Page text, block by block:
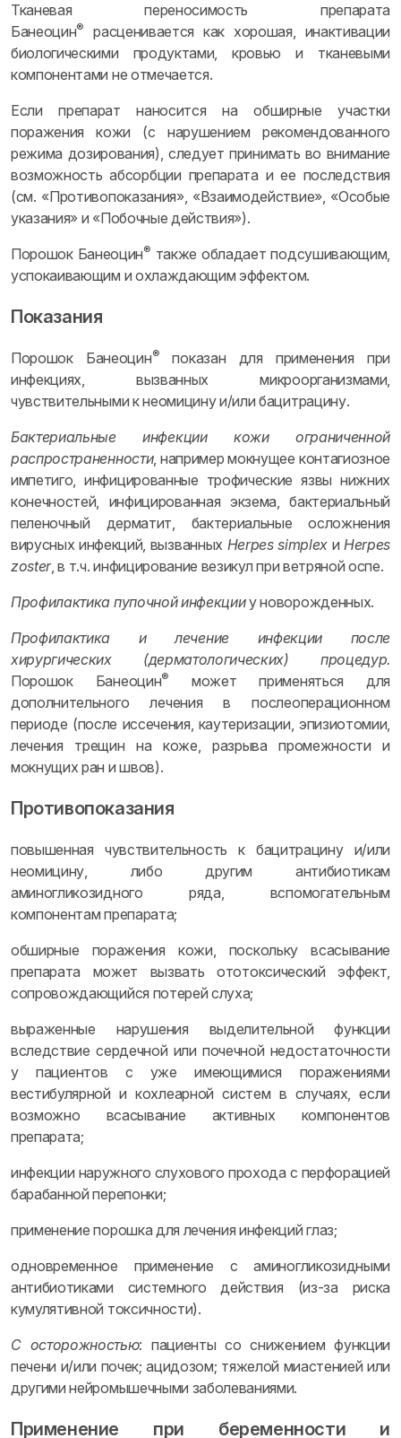
Тканевая переносимость препарата
Банеоцин®
расценивается как хорошая, инактивации
биологическими продуктами, кровью и тканевыми
компонентами не отмечается.
Если препарат наносится на обширные участки
поражения кожи (с нарушением рекомендованного
режима дозирования), следует принимать во внимание
возможность абсорбции препарата и ее последствия
(см. «Противопоказания», «Взаимодействие», «Особые
указания» и «Побочные действия»).
Порошок Банеоцин® также обладает подсушивающим,
успокаивающим и охлаждающим эффектом.
Показания
Порошок Банеоцин®
показан для применения при
инфекциях, вызванных микроорганизмами,
чувствительными к неомицину и/или бацитрацину.
Бактериальные инфекции кожи ограниченной
распространенности, например мокнущее контагиозное
импетиго, инфицированные трофические язвы нижних
конечностей, инфицированная экзема, бактериальный
пеленочный дерматит, бактериальные осложнения
вирусных инфекций, вызванных Herpes simplexи Herpes
zoster, в т.ч. инфицирование везикул при ветряной оспе.
Профилактика пупочной инфекцииу новорожденных.
Профилактика и лечение инфекции после
хирургических (дерматологических) процедур.
Порошок Банеоцин®
может применяться для
дополнительного лечения в послеоперационном
периоде (после иссечения, каутеризации, эпизиотомии,
лечения трещин на коже, разрыва промежности и
мокнущих ран и швов).
Противопоказания
повышенная чувствительность к бацитрацину и/или
неомицину, либо другим антибиотикам
аминогликозидного ряда, вспомогательным
компонентам препарата;
обширные поражения кожи, поскольку всасывание
препарата может вызвать ототоксический эффект,
сопровождающийся потерей слуха;
выраженные нарушения выделительной функции
вследствие сердечной или почечной недостаточности
у пациентов с уже имеющимися поражениями
вестибулярной и кохлеарной систем в случаях, если
возможно всасывание активных компонентов
препарата;
инфекции наружного слухового прохода с перфорацией
барабанной перепонки;
применение порошка для лечения инфекций глаз;
одновременное применение с аминогликозидными
антибиотиками системного действия (из-за риска
кумулятивной токсичности).
С осторожностью: пациенты со снижением функции
печени и/или почек; ацидозом; тяжелой миастенией или
другими нейромышечными заболеваниями.
Применение при беременности и